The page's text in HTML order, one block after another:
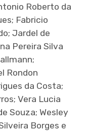
Roberto da
Fabricio
Jardel de
Pereira Silva
Rondon
da Costa;
Vera Lucia
Souza; Wesley
Borges e